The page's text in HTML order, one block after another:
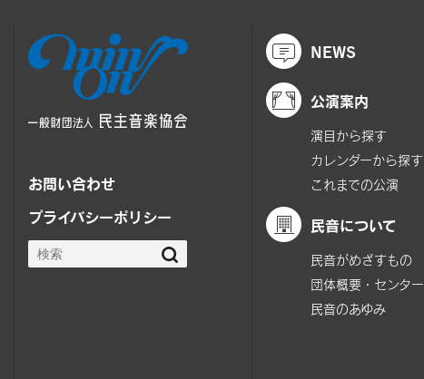
お問い合わせ
プライバシーポリシー
NEWS
公演案内
演目から探す
カレンダーから探す
これまでの公演
民音について
民音がめざすもの
団体概要・センター
民音のあゆみ